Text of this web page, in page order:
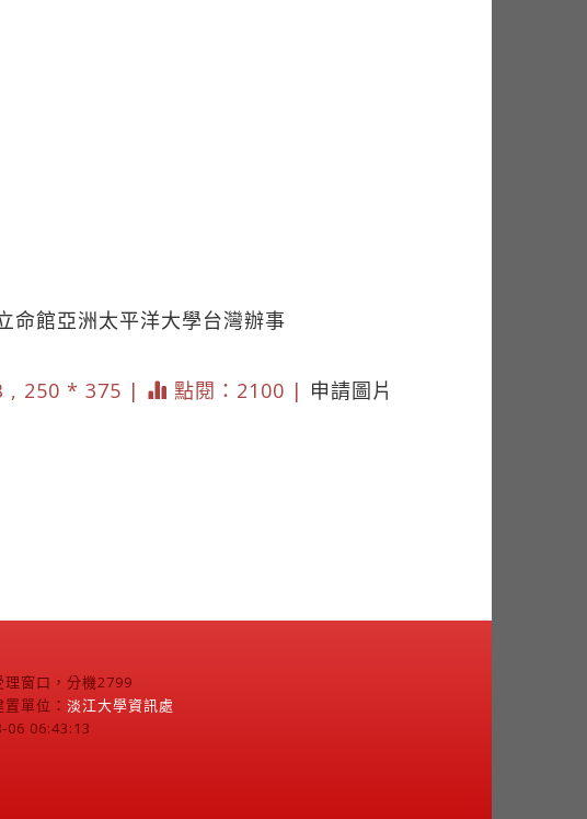
命館亞洲太平洋大學台灣辦事
, 250 * 375 |
點閱：2100 | 申請圖片
窗口，分機2799
單位： 淡江大學資訊處
06 06:43:13